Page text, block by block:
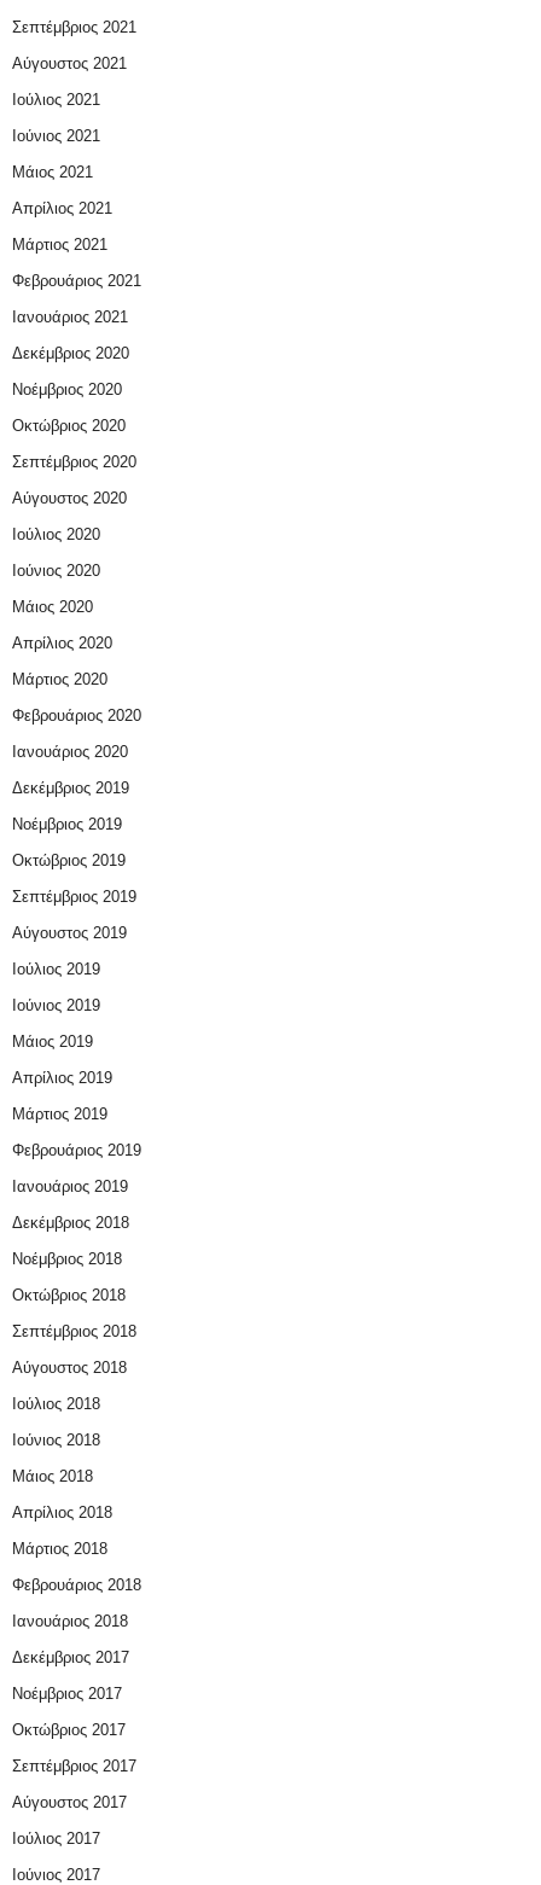
Σεπτέμβριος 2021
Αύγουστος 2021
Ιούλιος 2021
Ιούνιος 2021
Μάιος 2021
Απρίλιος 2021
Μάρτιος 2021
Φεβρουάριος 2021
Ιανουάριος 2021
Δεκέμβριος 2020
Νοέμβριος 2020
Οκτώβριος 2020
Σεπτέμβριος 2020
Αύγουστος 2020
Ιούλιος 2020
Ιούνιος 2020
Μάιος 2020
Απρίλιος 2020
Μάρτιος 2020
Φεβρουάριος 2020
Ιανουάριος 2020
Δεκέμβριος 2019
Νοέμβριος 2019
Οκτώβριος 2019
Σεπτέμβριος 2019
Αύγουστος 2019
Ιούλιος 2019
Ιούνιος 2019
Μάιος 2019
Απρίλιος 2019
Μάρτιος 2019
Φεβρουάριος 2019
Ιανουάριος 2019
Δεκέμβριος 2018
Νοέμβριος 2018
Οκτώβριος 2018
Σεπτέμβριος 2018
Αύγουστος 2018
Ιούλιος 2018
Ιούνιος 2018
Μάιος 2018
Απρίλιος 2018
Μάρτιος 2018
Φεβρουάριος 2018
Ιανουάριος 2018
Δεκέμβριος 2017
Νοέμβριος 2017
Οκτώβριος 2017
Σεπτέμβριος 2017
Αύγουστος 2017
Ιούλιος 2017
Ιούνιος 2017